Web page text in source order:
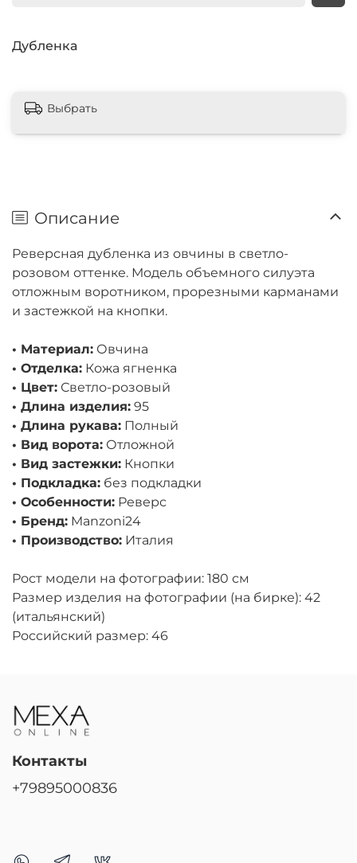
Дубленка
Выбрать
Описание
Реверсная дубленка из овчины в светло-
розовом оттенке. Модель объемного силуэта
отложным воротником, прорезными карманами
и застежкой на кнопки.
• Материал: Овчина
• Отделка: Кожа ягненка
• Цвет: Светло-розовый
• Длина изделия: 95
• Длина рукава: Полный
• Вид ворота: Отложной
• Вид застежки: Кнопки
• Подкладка: без подкладки
• Особенности: Реверс
• Бренд: Manzoni24
• Производство: Италия
Рост модели на фотографии: 180 см
Размер изделия на фотографии (на бирке): 42
(итальянский)
Российский размер: 46
Контакты
+79895000836